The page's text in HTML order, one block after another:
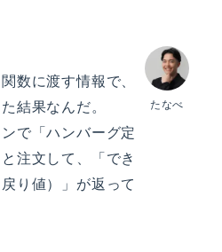
たなべ
数に渡す情報で、
結果なんだ。
で「ハンバーグ定
注文して、「でき
り値）」が返って